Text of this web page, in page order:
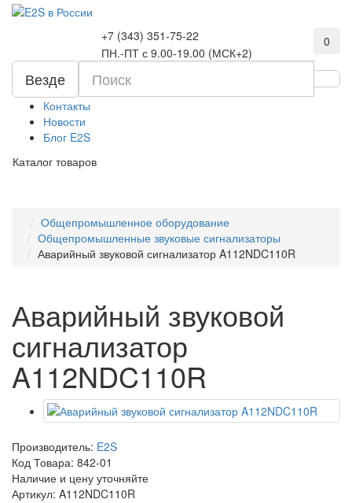
+7 (343) 351-75-22
ПН.-ПТ с 9.00-19.00 (МСК+2)
0
Везде
Контакты
Новости
Блог E2S
Каталог товаров
Общепромышленное оборудование
Общепромышленные звуковые сигнализаторы
Аварийный звуковой сигнализатор A112NDC110R
Аварийный звуковой
сигнализатор
A112NDC110R
Производитель: E2S
Код Товара: 842-01
Наличие и цену уточняйте
Артикул: A112NDC110R